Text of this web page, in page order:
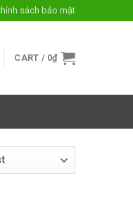
sách bảo mật
CART / 0₫